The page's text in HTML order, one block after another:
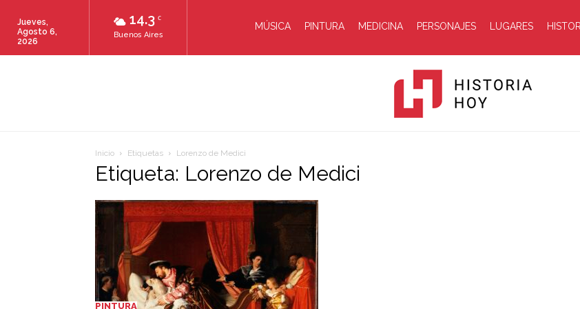
14.3 C
Buenos Aires
Jueves,
Agosto 6,
2026
MÚSICA PINTURA MEDICINA PERSONAJES LUGARES
Inicio Etiquetas Lorenzo de Medici
Etiqueta: Lorenzo de Medici
PINTURA